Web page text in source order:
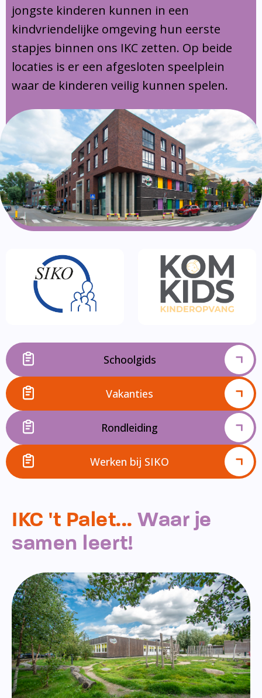
jongste kinderen kunnen in een
kindvriendelijke omgeving hun eerste
stapjes binnen ons IKC zetten. Op beide
locaties is er een afgesloten speelplein
waar de kinderen veilig kunnen spelen.
Schoolgids
Vakanties
Rondleiding
Werken bij SIKO
IKC 't Palet... Waar je
samen leert!